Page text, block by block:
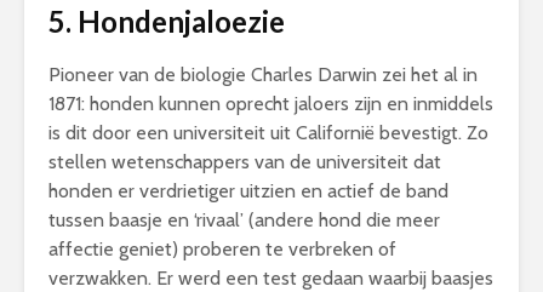
5. Hondenjaloezie
Pioneer van de biologie Charles Darwin zei het al in
1871: honden kunnen oprecht jaloers zijn en inmiddels
is dit door een universiteit uit Californië bevestigt. Zo
stellen wetenschappers van de universiteit dat
honden er verdrietiger uitzien en actief de band
tussen baasje en ‘rivaal’ (andere hond die meer
affectie geniet) proberen te verbreken of
verzwakken. Er werd een test gedaan waarbij baasjes